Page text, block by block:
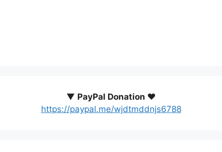
▼ PayPal Donation ♥️
https://paypal.me/wjdtmddnjs6788